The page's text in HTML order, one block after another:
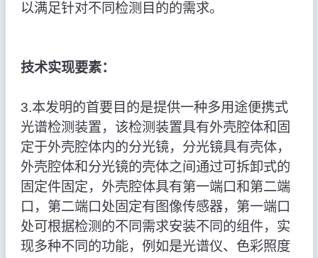
以满足针对不同检测目的的需求。
技术实现要素：
3.本发明的首要目的是提供一种多用途便携式
光谱检测装置，该检测装置具有外壳腔体和固
定于外壳腔体内的分光镜，分光镜具有壳体，
外壳腔体和分光镜的壳体之间通过可拆卸式的
固定件固定，外壳腔体具有第一端口和第二端
口，第二端口处固定有图像传感器，第一端口
处可根据检测的不同需求安装不同的组件，实
现多种不同的功能，例如是光谱仪、色彩照度